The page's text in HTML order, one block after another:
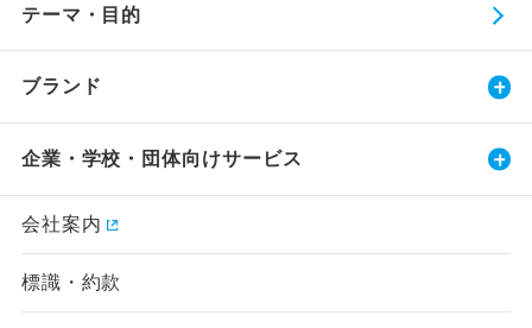
テーマ・目的
ブランド
企業・学校・団体向けサービス
会社案内
標識・約款